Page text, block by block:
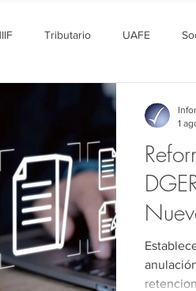
Tributario UAFE
Jurídico
Público Auditoría
de
1